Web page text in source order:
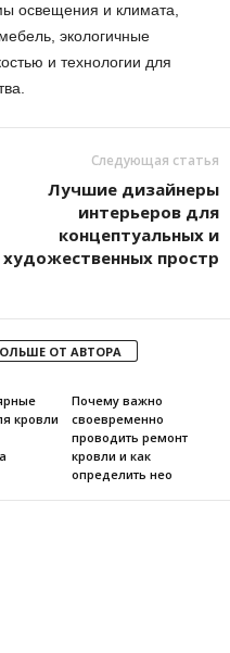
освещения и климата,
экологичные
и технологии для
Следующая статья
Лучшие дизайнеры
интерьеров для
концептуальных и
художественных простр
ОТ АВТОРА
кровли
Почему важно
своевременно
проводить ремонт
кровли и как
определить нео